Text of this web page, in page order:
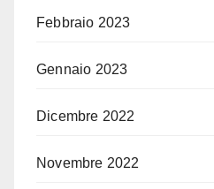
Febbraio 2023
Gennaio 2023
Dicembre 2022
Novembre 2022